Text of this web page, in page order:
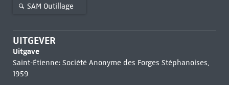
SAM Outillage
UITGEVER
Uitgave
Saint-Étienne: Société Anonyme des Forges Stéphanoises,
1959